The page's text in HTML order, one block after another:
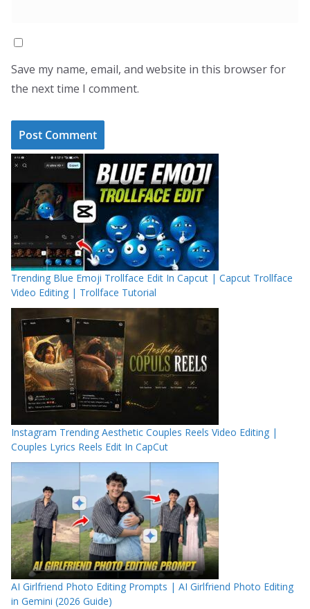
Save my name, email, and website in this browser for
the next time I comment.
Trending Blue Emoji Trollface Edit In Capcut | Capcut Trollface
Video Editing | Trollface Tutorial
Instagram Trending Aesthetic Couples Reels Video Editing |
Couples Lyrics Reels Edit In CapCut
AI Girlfriend Photo Editing Prompts | AI Girlfriend Photo Editing
in Gemini (2026 Guide)